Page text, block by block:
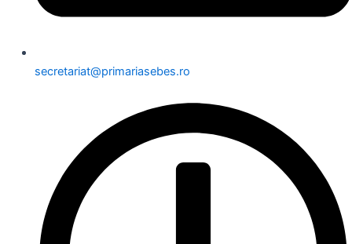
secretariat@primariasebes.ro